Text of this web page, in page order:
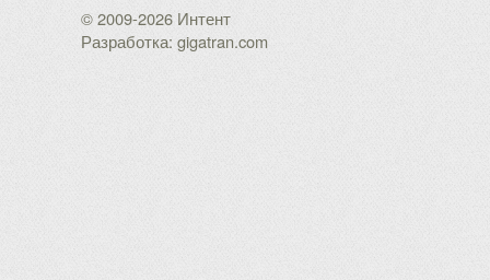
© 2009-2026 Интент
Разработка: gigatran.com